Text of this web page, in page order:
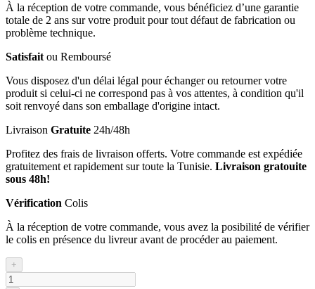
À la réception de votre commande, vous bénéficiez d’une garantie
totale de 2 ans sur votre produit pour tout défaut de fabrication ou
problème technique.
Satisfait ou Remboursé
Vous disposez d'un délai légal pour échanger ou retourner votre
produit si celui-ci ne correspond pas à vos attentes, à condition qu'il
soit renvoyé dans son emballage d'origine intact.
Livraison Gratuite 24h/48h
Profitez des frais de livraison offerts. Votre commande est expédiée
gratuitement et rapidement sur toute la Tunisie. Livraison gratouite
sous 48h!
Vérification Colis
À la réception de votre commande, vous avez la posibilité de vérifier
le colis en présence du livreur avant de procéder au paiement.
+